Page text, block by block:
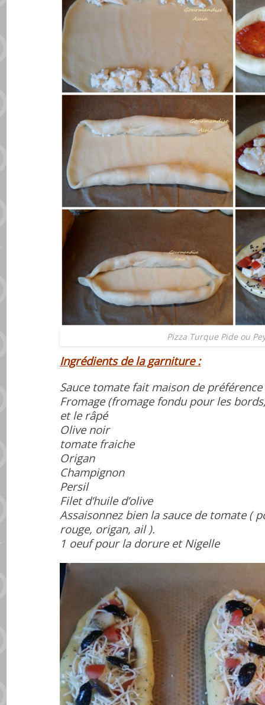
Pizza Turque Pide ou
Ingrédients de la garniture :
Sauce tomate fait maison de
Fromage (fromage fondu pour les
et le râpé
Olive noir
tomate fraiche
Origan
Champignon
Persil
Filet d’huile d’olive
Assaisonnez bien la sauce de tomate (
rouge, origan, ail ).
1 oeuf pour la dorure et Nigelle